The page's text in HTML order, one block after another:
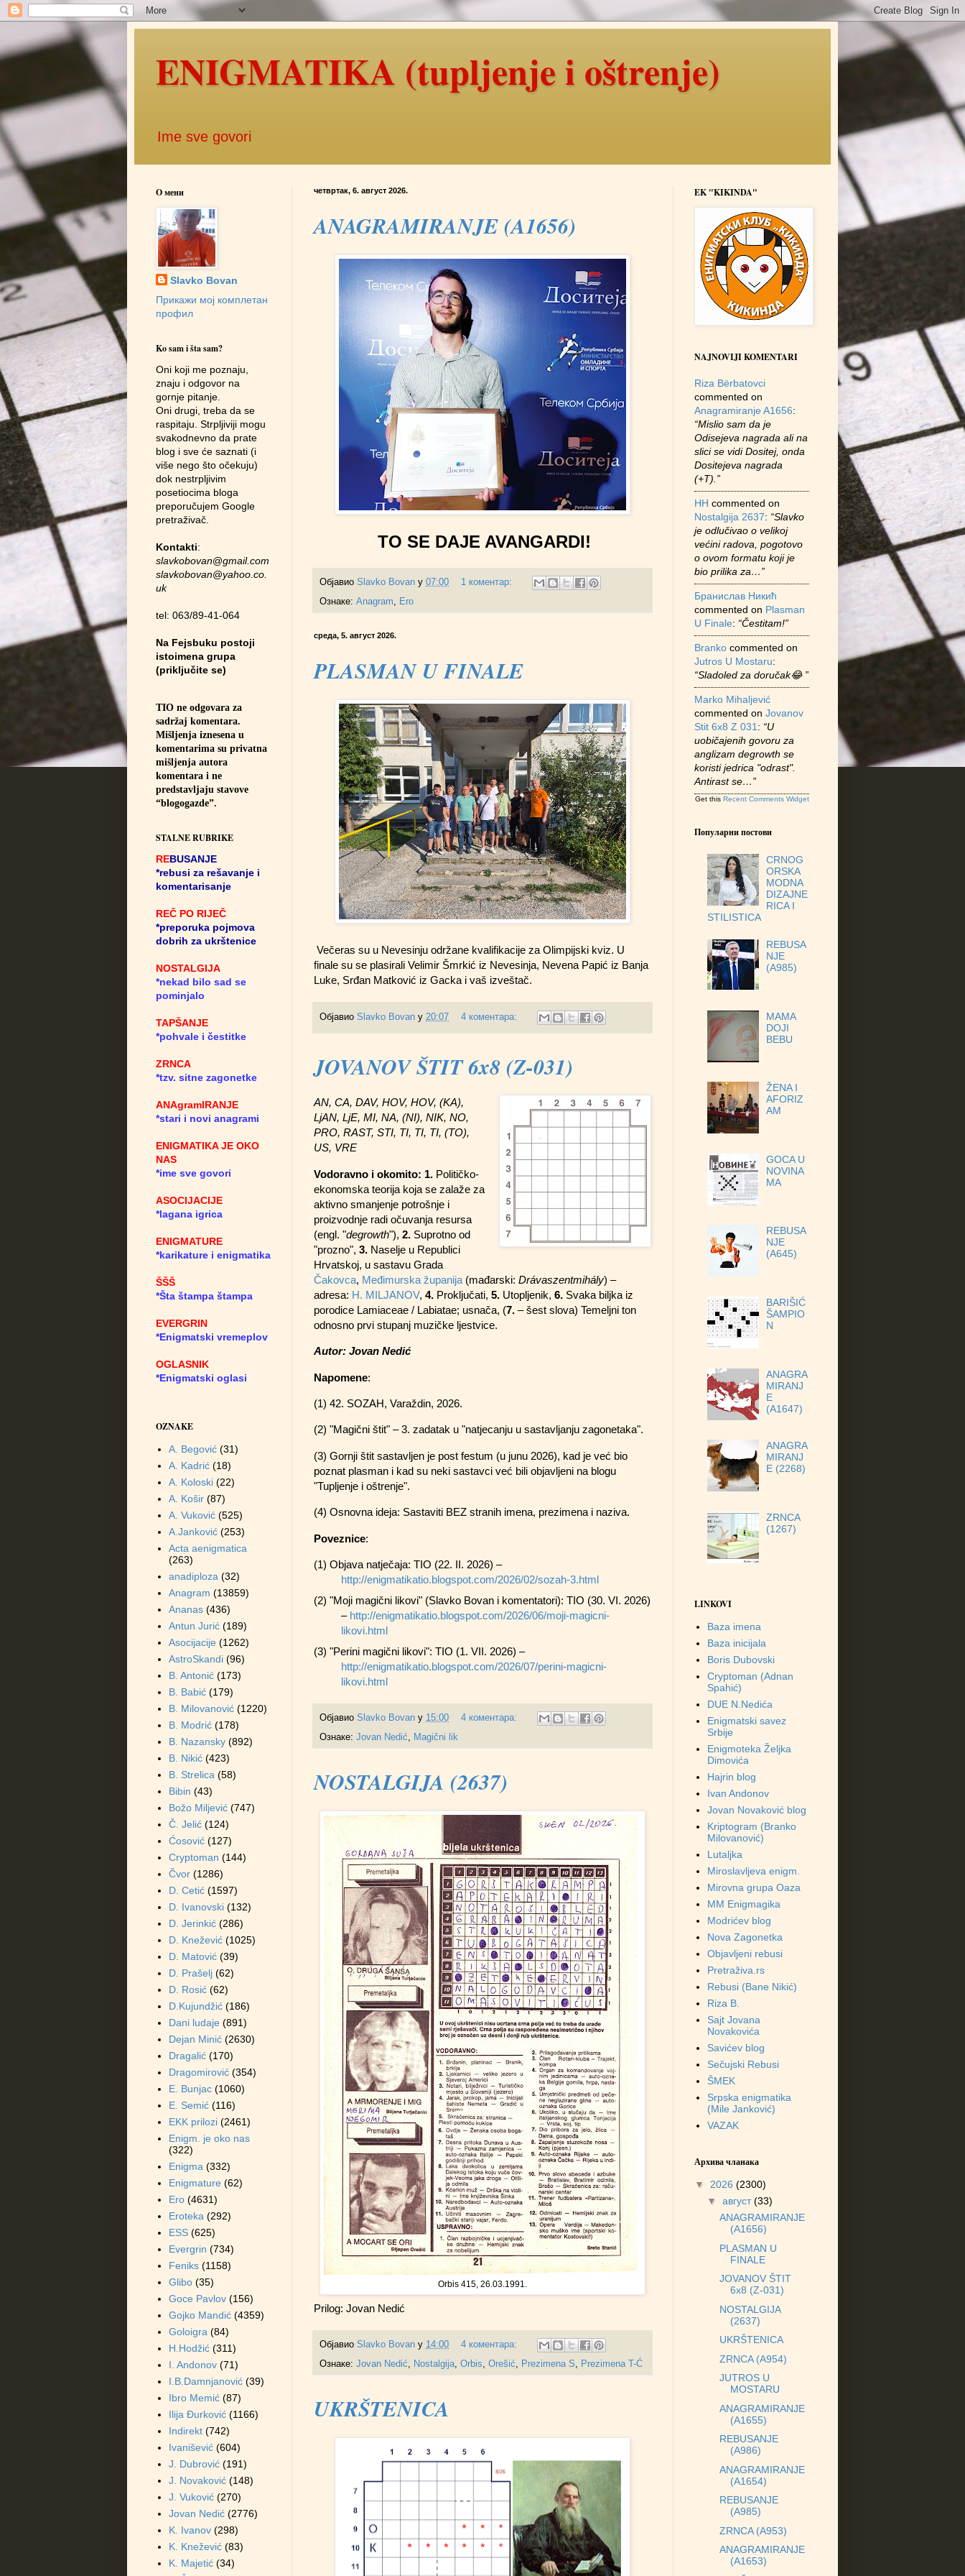
ENIGMATIKA (tupljenje i oštrenje)
Ime sve govori
четвртак, 6. август 2026.
ANAGRAMIRANJE (A1656)
TO SE DAJE AVANGARDI!
Објавио Slavko Bovan у 07:00
1 коментар:
Ознаке: Anagram, Ero
среда, 5. август 2026.
PLASMAN U FINALE
Večeras su u Nevesinju održane kvalifikacije za Olimpijski kviz. U
finale su se plasirali Velimir Šmrkić iz Nevesinja, Nevena Papić iz Banja
Luke, Srđan Matković iz Gacka i vaš izveštač.
Објавио Slavko Bovan у 20:07 4 коментара:
JOVANOV ŠTIT 6x8 (Z-031)
AN, CA, DAV, HOV, HOV, (KA),
LjAN, LjE, MI, NA, (NI), NIK, NO,
PRO, RAST, STI, TI, TI, TI, (TO),
US, VRE
Vodoravno i okomito: 1. Političko-
ekonomska teorija koja se zalaže za
aktivno smanjenje potrošnje i
proizvodnje radi očuvanja resursa
(engl. "degrowth"), 2. Suprotno od
"prozno", 3. Naselje u Republici
Hrvatskoj, u sastavu Grada
Čakovca, Međimurska županija (mađarski: Drávaszentmihály) –
adresa: H. MILJANOV, 4. Proključati, 5. Utopljenik, 6. Svaka biljka iz
porodice Lamiaceae / Labiatae; usnača, (7. – šest slova) Temeljni ton
odnosno prvi stupanj muzičke ljestvice.
Autor: Jovan Nedić
Napomene:
(1) 42. SOZAH, Varaždin, 2026.
(2) "Magični štit" – 3. zadatak u "natjecanju u sastavljanju zagonetaka".
(3) Gornji štit sastavljen je post festum (u junu 2026), kad je već bio
poznat plasman i kad su neki sastavci već bili objavljeni na blogu
"Tupljenje i oštrenje".
(4) Osnovna ideja: Sastaviti BEZ stranih imena, prezimena i naziva.
Poveznice:
(1) Objava natječaja: TIO (22. II. 2026) –
http://enigmatikatio.blogspot.com/2026/02/sozah-3.html
(2) "Moji magični likovi" (Slavko Bovan i komentatori): TIO (30. VI. 2026)
– http://enigmatikatio.blogspot.com/2026/06/moji-magicni-
likovi.html
(3) "Perini magični likovi": TIO (1. VII. 2026) –
http://enigmatikatio.blogspot.com/2026/07/perini-magicni-
likovi.html
Објавио Slavko Bovan у 15:00
4 коментара:
Ознаке: Jovan Nedić, Magični lik
NOSTALGIJA (2637)
Orbis 415, 26.03.1991.
Prilog: Jovan Nedić
Објавио Slavko Bovan у 14:00
4 коментара:
Ознаке: Jovan Nedić, Nostalgija, Orbis, Orešić, Prezimena S, Prezimena T-Ć
UKRŠTENICA
O мени
Slavko Bovan
Прикажи мој комплетан
профил
Ko sam i šta sam?
Oni koji me poznaju,
znaju i odgovor na
gornje pitanje.
Oni drugi, treba da se
raspitaju. Strpljiviji mogu
svakodnevno da prate
blog i sve će saznati (i
više nego što očekuju)
dok nestrpljivim
posetiocima bloga
preporučujem Google
pretraživač.
Kontakti:
slavkobovan@gmail.com
slavkobovan@yahoo.co.
uk
tel: 063/89-41-064
Na Fejsbuku postoji
istoimena grupa
(priključite se)
TIO ne odgovara za
sadržaj komentara.
Mišljenja iznesena u
komentarima su privatna
mišljenja autora
komentara i ne
predstavljaju stavove
“blogogazde”.
STALNE RUBRIKE
REBUSANJE
*rebusi za rešavanje i
komentarisanje
REČ PO RIJEČ
*preporuka pojmova
dobrih za ukrštenice
NOSTALGIJA
*nekad bilo sad se
pominjalo
TAPŠANJE
*pohvale i čestitke
ZRNCA
*tzv. sitne zagonetke
ANAgramIRANJE
*stari i novi anagrami
ENIGMATIKA JE OKO
NAS
*ime sve govori
ASOCIJACIJE
*lagana igrica
ENIGMATURE
*karikature i enigmatika
ŠŠŠ
*Šta štampa štampa
EVERGRIN
*Enigmatski vremeplov
OGLASNIK
*Enigmatski oglasi
OZNAKE
A. Begović (31)
A. Kadrić (18)
A. Koloski (22)
A. Košir (87)
A. Vuković (525)
A.Janković (253)
Acta aenigmatica
(263)
anadiploza (32)
Anagram (13859)
Ananas (436)
Antun Jurić (189)
Asocijacije (1262)
AstroSkandi (96)
B. Antonić (173)
B. Babić (179)
B. Milovanović (1220)
B. Modrić (178)
B. Nazansky (892)
B. Nikić (423)
B. Strelica (58)
Bibin (43)
Božo Miljević (747)
Č. Jelić (124)
Ćosović (127)
Cryptoman (144)
Čvor (1286)
D. Cetić (1597)
D. Ivanovski (132)
D. Jerinkić (286)
D. Knežević (1025)
D. Matović (39)
D. Prašelj (62)
D. Rosić (62)
D.Kujundžić (186)
Dani ludaje (891)
Dejan Minić (2630)
Dragalić (170)
Dragomirović (354)
E. Bunjac (1060)
E. Semić (116)
EKK prilozi (2461)
Enigm. je oko nas
(322)
Enigma (332)
Enigmature (62)
Ero (4631)
Eroteka (292)
ESS (625)
Evergrin (734)
Feniks (1158)
Glibo (35)
Goce Pavlov (156)
Gojko Mandić (4359)
Goloigra (84)
H.Hodžić (311)
I. Andonov (71)
I.B.Damnjanović (39)
Ibro Memić (87)
Ilija Đurković (1166)
Indirekt (742)
Ivanišević (604)
J. Dubrović (191)
J. Novaković (148)
J. Vuković (270)
Jovan Nedić (2776)
K. Ivanov (298)
K. Knežević (83)
K. Majetić (34)
EK "KIKINDA"
NAJNOVIJI KOMENTARI
Riza Bërbatovci
commented on
Anagramiranje A1656:
“Mislio sam da je
Odisejeva nagrada ali na
slici se vidi Dositej, onda
Dositejeva nagrada
(+T).”
HH commented on
Nostalgija 2637: “Slavko
je odlučivao o velikoj
većini radova, pogotovo
o ovom formatu koji je
bio prilika za…”
Бранислав Никић
commented on Plasman
U Finale: “Čestitam!”
Branko commented on
Jutros U Mostaru:
“Sladoled za doručak😂 ”
Marko Mihaljević
commented on Jovanov
Stit 6x8 Z 031 : “U
uobičajenih govoru za
anglizam degrowth se
koristi jedrica "odrast".
Antirast se…”
Get this Recent Comments Widget
Популарни постови
CRNOG
ORSKA
MODNA
DIZAJNE
RICA I
STILISTICA
REBUSA
NJE
(A985)
MAMA
DOJI
BEBU
ŽENA I
AFORIZ
AM
GOCA U
NOVINA
MA
REBUSA
NJE
(A645)
BARIŠIĆ
ŠAMPIO
N
ANAGRA
MIRANJ
E
(A1647)
ANAGRA
MIRANJ
E (2268)
ZRNCA
(1267)
LINKOVI
Baza imena
Baza inicijala
Boris Dubovski
Cryptoman (Adnan
Spahić)
DUE N.Nedića
Enigmatski savez
Srbije
Enigmoteka Željka
Dimovića
Hajrin blog
Ivan Andonov
Jovan Novaković blog
Kriptogram (Branko
Milovanović)
Lutaljka
Miroslavljeva enigm.
Mirovna grupa Oaza
MM Enigmagika
Modrićev blog
Nova Zagonetka
Objavljeni rebusi
Pretraživa.rs
Rebusi (Bane Nikić)
Riza B.
Sajt Jovana
Novakovića
Savićev blog
Sečujski Rebusi
ŠMEK
Srpska enigmatika
(Mile Janković)
VAZAK
Архива чланака
▼ 2026 (2300)
▼ август(33)
ANAGRAMIRANJE
(A1656)
PLASMAN U
FINALE
JOVANOV ŠTIT
6x8 (Z-031)
NOSTALGIJA
(2637)
UKRŠTENICA
ZRNCA (A954)
JUTROS U
MOSTARU
ANAGRAMIRANJE
(A1655)
REBUSANJE
(A986)
ANAGRAMIRANJE
(A1654)
REBUSANJE
(A985)
ZRNCA (A953)
ANAGRAMIRANJE
(A1653)